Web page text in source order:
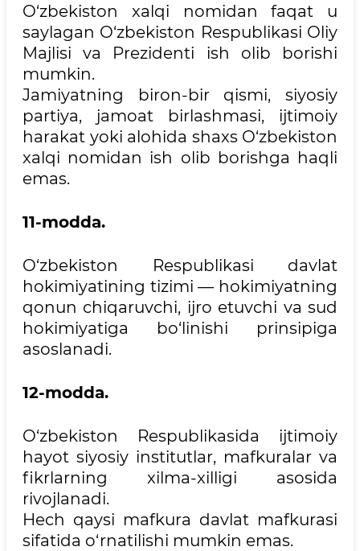
O‘zbekiston xalqi nomidan faqat u
saylagan O‘zbekiston Respublikasi Oliy
Majlisi va Prezidenti ish olib borishi
mumkin.
Jamiyatning biron-bir qismi, siyosiy
partiya, jamoat birlashmasi, ijtimoiy
harakat yoki alohida shaxs O‘zbekiston
xalqi nomidan ish olib borishga haqli
emas.
11-modda.
O‘zbekiston Respublikasi davlat
hokimiyatining tizimi — hokimiyatning
qonun chiqaruvchi, ijro etuvchi va sud
hokimiyatiga bo‘linishi prinsipiga
asoslanadi.
12-modda.
O‘zbekiston Respublikasida ijtimoiy
hayot siyosiy institutlar, mafkuralar va
fikrlarning xilma-xilligi asosida
rivojlanadi.
Hech qaysi mafkura davlat mafkurasi
sifatida o‘rnatilishi mumkin emas.